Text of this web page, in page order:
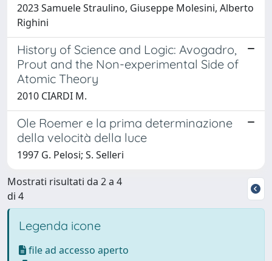
2023 Samuele Straulino, Giuseppe Molesini, Alberto
Righini
History of Science and Logic: Avogadro,
Prout and the Non-experimental Side of
Atomic Theory
2010 CIARDI M.
Ole Roemer e la prima determinazione
della velocità della luce
1997 G. Pelosi; S. Selleri
Mostrati risultati da 2 a 4
di 4
Legenda icone
file ad accesso aperto